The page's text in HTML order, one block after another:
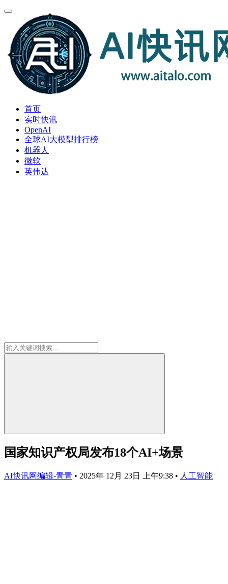
首页
实时快讯
OpenAI
全球AI大模型排行榜
机器人
微软
英伟达
国家知识产权局发布18个AI+场景
AI快讯网编辑-青青 • 2025年 12月 23日 上午9:38 • 人工智能